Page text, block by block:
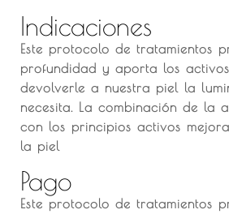
Indicaciones
Este protocolo de tratamientos
profundidad y aporta los
devolverle a nuestra piel la
necesita. La combinación de la
con los principios activos
la piel
Pago
Este protocolo de tratamientos